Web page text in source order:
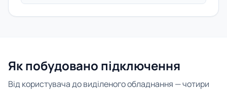
Як побудовано підключення
Від користувача до виділеного обладнання — чотири